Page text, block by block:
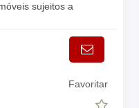
sujeitos a
Favoritar